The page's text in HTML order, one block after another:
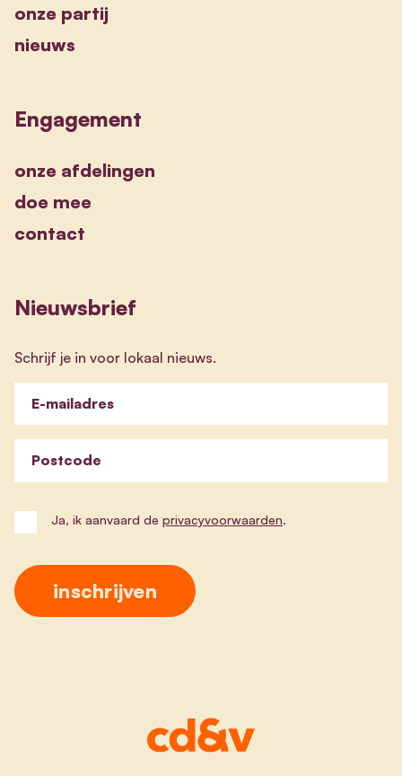
onze partij
nieuws
Engagement
onze afdelingen
doe mee
contact
Nieuwsbrief
Schrijf je in voor lokaal nieuws.
E-mailadres
Postcode
Ja, ik aanvaard de privacyvoorwaarden.